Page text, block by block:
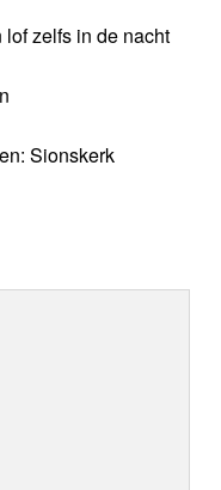
lof zelfs in de nacht
Sionskerk